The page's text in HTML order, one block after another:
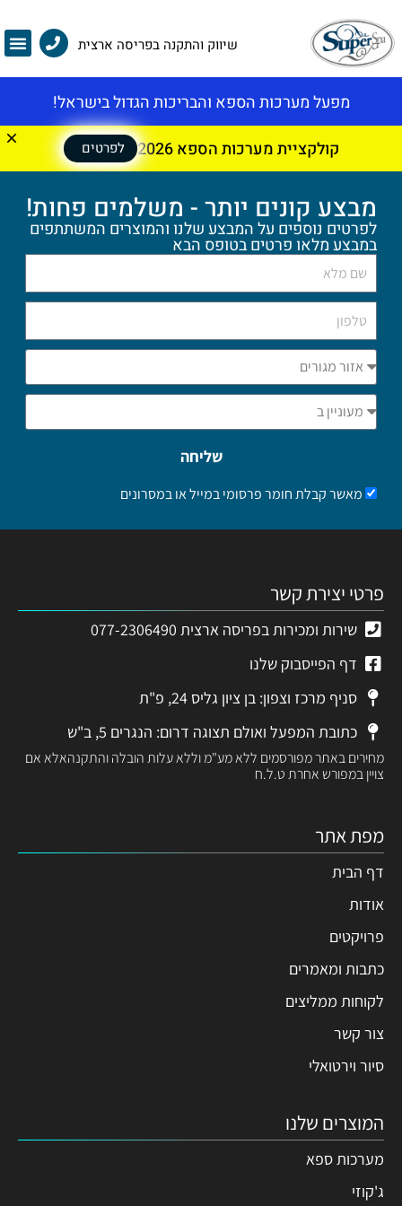
שיווק והתקנה בפריסה ארצית
מפעל מערכות הספא והבריכות הגדול בישראל!
קולקציית מערכות הספא 2026
לפרטים
מבצע קונים יותר - משלמים פחות!
לפרטים נוספים על המבצע שלנו והמוצרים המשתתפים
במבצע מלאו פרטים בטופס הבא
מאשר קבלת חומר פרסומי במייל או במסרונים
שליחה
פרטי יצירת קשר
שירות ומכירות בפריסה ארצית 077-2306490
דף הפייסבוק שלנו
סניף מרכז וצפון: בן ציון גליס 24, פ"ת
כתובת המפעל ואולם תצוגה דרום: הנגרים 5, ב"ש
מחירים באתר מפורסמים ללא מע"מ וללא עלות הובלה והתקנהאלא אם
צויין במפורש אחרת ט.ל.ח
מפת אתר
דף הבית
אודות
פרויקטים
כתבות ומאמרים
לקוחות ממליצים
צור קשר
סיור וירטואלי
המוצרים שלנו
מערכות ספא
ג'קוזי